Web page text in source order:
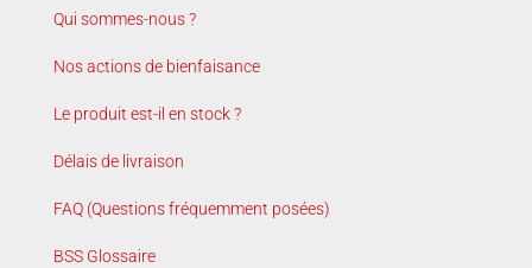
Qui sommes-nous ?
Nos actions de bienfaisance
Le produit est-il en stock ?
Délais de livraison
FAQ (Questions fréquemment posées)
BSS Glossaire